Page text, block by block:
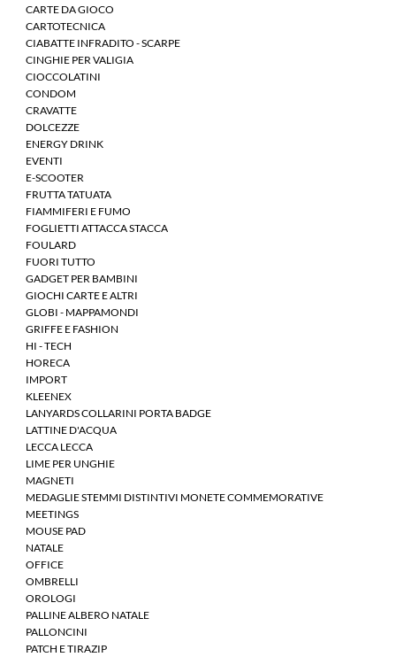
CARTE DA GIOCO
CARTOTECNICA
CIABATTE INFRADITO - SCARPE
CINGHIE PER VALIGIA
CIOCCOLATINI
CONDOM
CRAVATTE
DOLCEZZE
ENERGY DRINK
EVENTI
E-SCOOTER
FRUTTA TATUATA
FIAMMIFERI E FUMO
FOGLIETTI ATTACCA STACCA
FOULARD
FUORI TUTTO
GADGET PER BAMBINI
GIOCHI CARTE E ALTRI
GLOBI - MAPPAMONDI
GRIFFE E FASHION
HI - TECH
HORECA
IMPORT
KLEENEX
LANYARDS COLLARINI PORTA BADGE
LATTINE D'ACQUA
LECCA LECCA
LIME PER UNGHIE
MAGNETI
MEDAGLIE STEMMI DISTINTIVI MONETE COMMEMORATIVE
MEETINGS
MOUSE PAD
NATALE
OFFICE
OMBRELLI
OROLOGI
PALLINE ALBERO NATALE
PALLONCINI
PATCH E TIRAZIP